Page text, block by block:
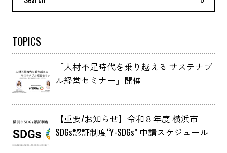
TOPICS
「人材不足時代を乗り越える サステナブ
ル経営セミナー」開催
【重要/お知らせ】令和８年度 横浜市
SDGs認証制度“Y-SDGs” 申請スケジュール